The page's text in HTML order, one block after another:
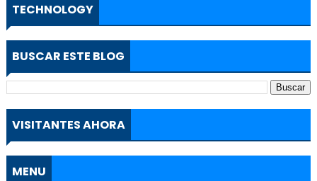
TECHNOLOGY
BUSCAR ESTE BLOG
VISITANTES AHORA
MENU